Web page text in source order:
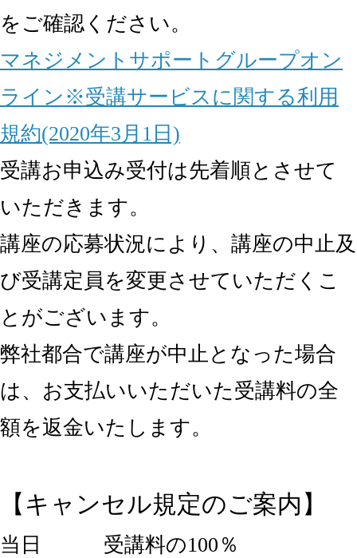
をご確認ください。
マネジメントサポートグループオン
ライン※受講サービスに関する利用
規約(2020年3月1日)
受講お申込み受付は先着順とさせて
いただきます。
講座の応募状況により、講座の中止及
び受講定員を変更させていただくこ
とがございます。
弊社都合で講座が中止となった場合
は、お支払いいただいた受講料の全
額を返金いたします。
【キャンセル規定のご案内】
当日 受講料の100％